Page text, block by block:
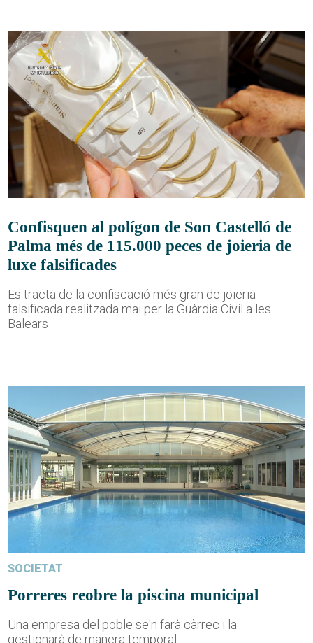
Confisquen al polígon de Son Castelló de
Palma més de 115.000 peces de joieria de
luxe falsificades
Es tracta de la confiscació més gran de joieria
falsificada realitzada mai per la Guàrdia Civil a les
Balears
SOCIETAT
Porreres reobre la piscina municipal
Una empresa del poble se'n farà càrrec i la
gestionarà de manera temporal